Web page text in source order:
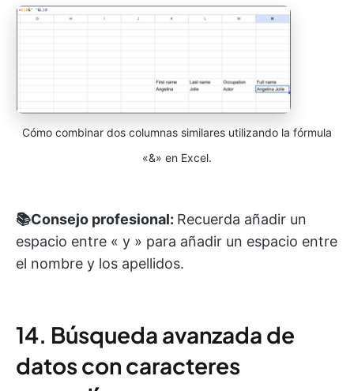
Cómo combinar dos columnas similares utilizando la fórmula
«&» en Excel.
📚Consejo profesional: Recuerda añadir un
espacio entre « y » para añadir un espacio entre
el nombre y los apellidos.
14. Búsqueda avanzada de
datos con caracteres